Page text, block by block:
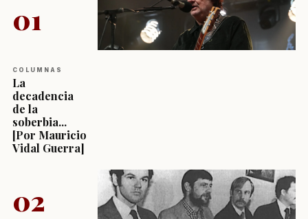
01
COLUMNAS
La
decadencia
de la
soberbia...
[Por Mauricio
Vidal Guerra]
02